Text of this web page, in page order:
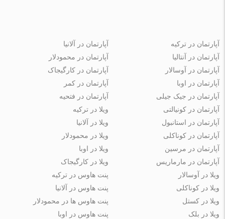
آپارتمان در ترکیه
آپارتمان در آنتالیا
آپارتمان در آوسالار
آپارتمان در اوبا
آپارتمان در جیک جیلی
آپارتمان در آلانیا
آپارتمان در محمودلار
آپارتمان در کارگیجاک
آپارتمان در کمر
آپارتمان در فتحیه
آپارتمان در کونیالتی
آپارتمان در استانبول
آپارتمان در کوناکلی
آپارتمان در مرسین
آپارتمان در مارماریس
ویلا در ترکیه
ویلا در آلانیا
ویلا در محمودلار
ویلا در اوبا
ویلا در کارگیجاک
ویلا در آوسالار
ویلا در کوناکلی
ویلا در کستل
ویلا در بلک
پنت هاوس در ترکیه
پنت هاوس در آلانیا
پنت هاوس ها در محمودلار
پنت هاوس در اوبا